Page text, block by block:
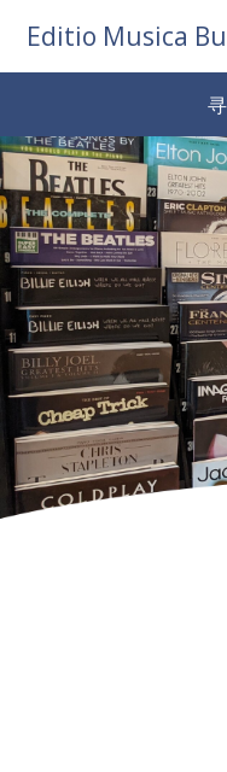
Editio Musica